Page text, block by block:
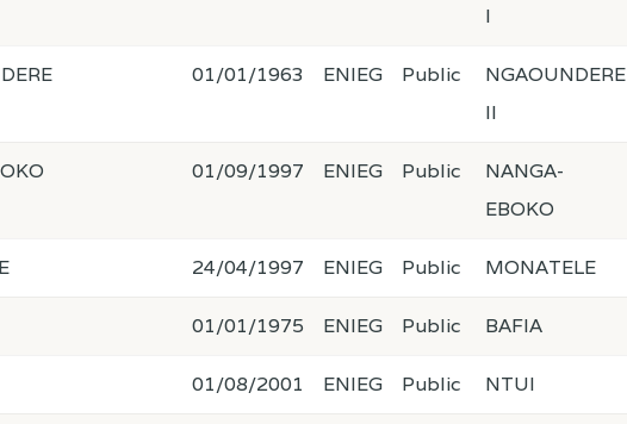
I
01/01/1963 ENIEG Public
NGAOUNDERE
II
01/09/1997 ENIEG Public
NANGA-
EBOKO
24/04/1997 ENIEG Public MONATELE
01/01/1975 ENIEG Public BAFIA
01/08/2001 ENIEG Public NTUI